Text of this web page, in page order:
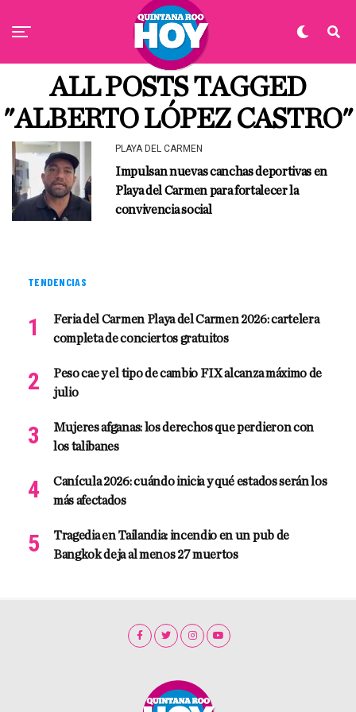
ALL POSTS TAGGED
"ALBERTO LÓPEZ CASTRO"
PLAYA DEL CARMEN
Impulsan nuevas canchas deportivas en
Playa del Carmen para fortalecer la
convivencia social
TENDENCIAS
Feria del Carmen Playa del Carmen 2026: cartelera
completa de conciertos gratuitos
Peso cae y el tipo de cambio FIX alcanza máximo de
julio
Mujeres afganas: los derechos que perdieron con
los talibanes
Canícula 2026: cuándo inicia y qué estados serán los
más afectados
Tragedia en Tailandia: incendio en un pub de
Bangkok deja al menos 27 muertos